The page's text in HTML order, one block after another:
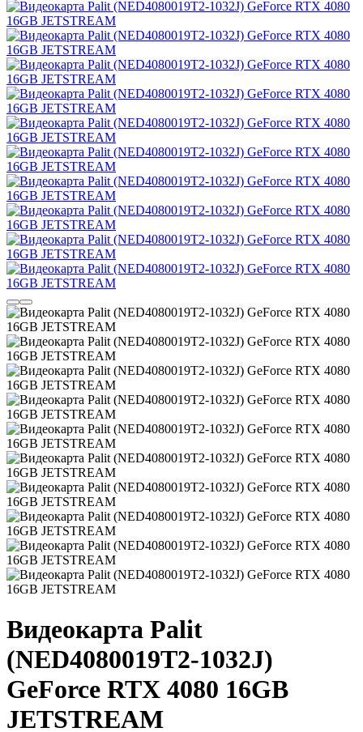
Видеокарта Palit
(NED4080019T2-1032J)
GeForce RTX 4080 16GB
JETSTREAM